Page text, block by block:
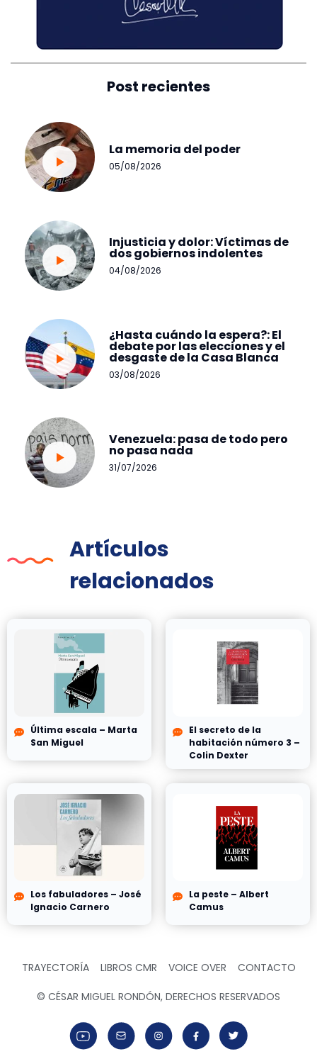
Post recientes
La memoria del poder
05/08/2026
Injusticia y dolor: Víctimas de
dos gobiernos indolentes
04/08/2026
¿Hasta cuándo la espera?: El
debate por las elecciones y el
desgaste de la Casa Blanca
03/08/2026
Venezuela: pasa de todo pero
no pasa nada
31/07/2026
Artículos
relacionados
Última escala – Marta
San Miguel
El secreto de la
habitación número 3 –
Colin Dexter
Los fabuladores – José
Ignacio Carnero
La peste – Albert
Camus
TRAYECTORÍA LIBROS CMR VOICE OVER CONTACTO
© CÉSAR MIGUEL RONDÓN, DERECHOS RESERVADOS